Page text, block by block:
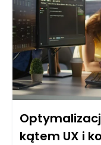
kątem UX i